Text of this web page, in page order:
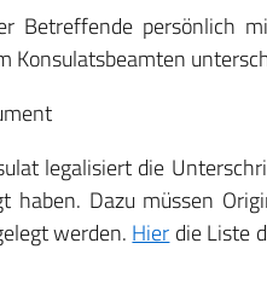
Betreffende persönlich
Konsulatsbeamten
legalisiert die
Dazu müssen
werden. Hier die Liste